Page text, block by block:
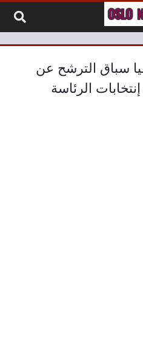
سباق الترشح عن
الرئاسة